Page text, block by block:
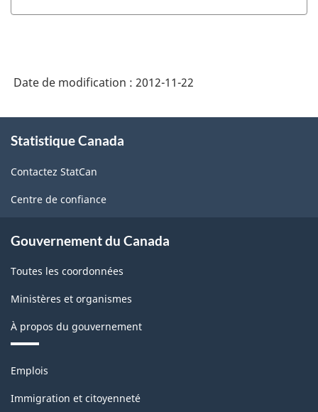
-
Date de modification : 2012-11-22
propos
ce
site
Statistique Canada
Contactez StatCan
Centre de confiance
Gouvernement du Canada
Toutes les coordonnées
Ministères et organismes
À propos du gouvernement
Thèmes
sujets
Emplois
Immigration et citoyenneté